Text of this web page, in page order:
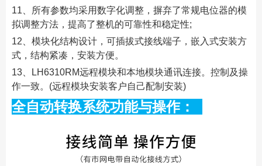
11、所有参数均采用数字化调整，摒弃了常规电位器的模
拟调整方法，提高了整机的可靠性和稳定性;
12、模块化结构设计，可插拔式接线端子，嵌入式安装方
式，结构紧凑，安装方便。
13、LH6310RM远程模块和本地模块通讯连接。控制及操
作一致。(远程模块安装客户自己配制安装)
全自动转换系统功能与操作：